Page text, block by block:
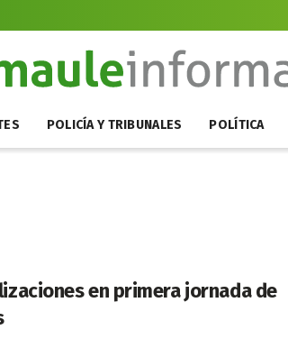
POLICÍA Y TRIBUNALES POLÍTICA
en primera jornada de